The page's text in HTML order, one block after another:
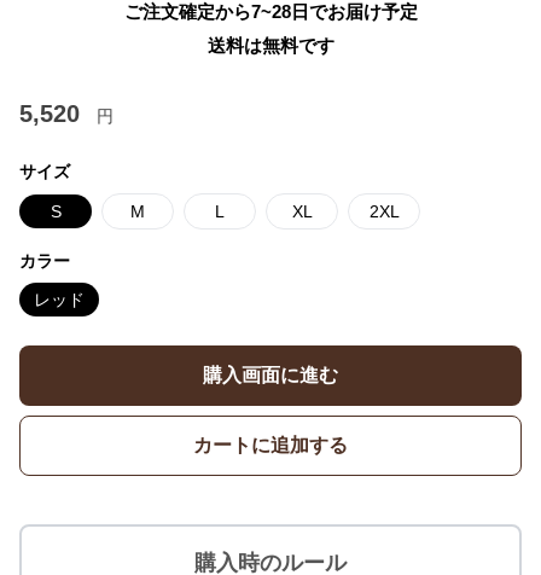
ご注文確定から7~28日でお届け予定
送料は無料です
5,520 円
サイズ
S M L XL 2XL
カラー
レッド
購入画面に進む
カートに追加する
購入時のルール